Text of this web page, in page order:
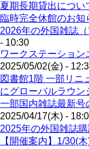
夏期長期貸出につい
臨時完全休館のお知
2026年の外国雑誌
- 10:30
ワークステーショ
2025/05/02(金) -
図書館1階 一部リ
にグローバルラウン
一部国内雑誌最新号
2025/04/17(木) -
2025年の外国雑誌購
【開催案内】1/30(